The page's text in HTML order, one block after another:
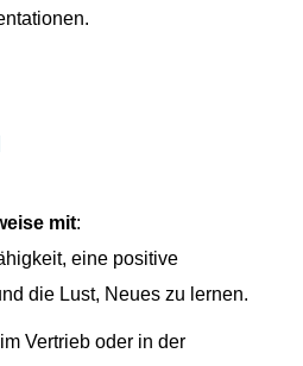
mit:
eine positive
die Lust, Neues zu lernen.
Vertrieb oder in der